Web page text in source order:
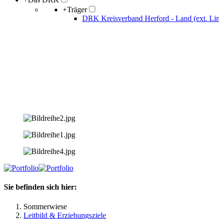
+Träger
DRK Kreisverband Herford - Land (ext.
Sie befinden sich hier:
Sommerwiese
Leitbild & Erziehungsziele